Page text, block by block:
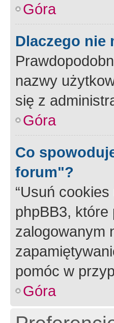
Góra
Dlaczego nie
nazwy
się z
Góra
Co
forum"?
“Usuń
phpBB3, które
zalogowanym
pomóc w
Góra